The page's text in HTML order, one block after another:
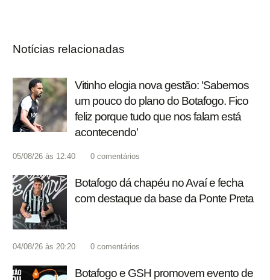
Notícias relacionadas
Vitinho elogia nova gestão: 'Sabemos
um pouco do plano do Botafogo. Fico
feliz porque tudo que nos falam está
acontecendo'
05/08/26 às 12:40 0 comentários
Botafogo dá chapéu no Avaí e fecha
com destaque da base da Ponte Preta
04/08/26 às 20:20 0 comentários
Botafogo e GSH promovem evento de